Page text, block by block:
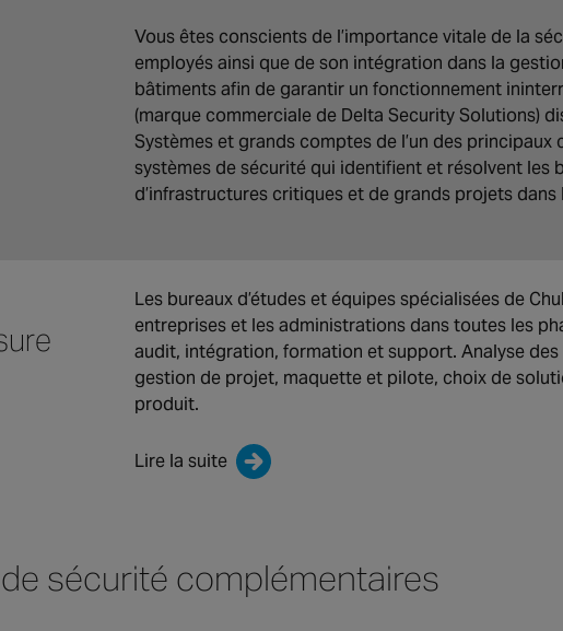
Vous êtes conscients de l’importance vitale de la
employés ainsi que de son intégration dans la
bâtiments afin de garantir un fonctionnement
(marque commerciale de Delta Security Solutions)
Systèmes et grands comptes de l’un des
systèmes de sécurité qui identifient et résolvent les
d’infrastructures critiques et de grands projets
Les bureaux d’études et équipes spécialisées de
entreprises et les administrations dans toutes les
audit, intégration, formation et support. Analyse
gestion de projet, maquette et pilote, choix de
produit.
Lire la suite
sécurité complémentaires